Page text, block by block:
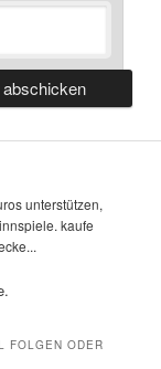
unterstützen,
kaufe
FOLGEN ODER